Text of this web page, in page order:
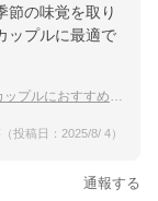
節の味覚を取り
ップルに最適で
すすめな穴場の宿は？
投稿日：2025/8/ 4）
通報する